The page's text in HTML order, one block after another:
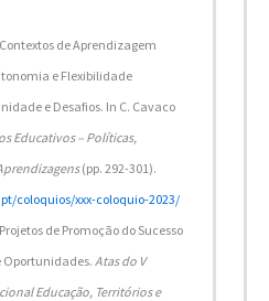
de Aprendizagem
e Flexibilidade
e Desafios. In C. Cavaco
Educativos – Políticas,
(pp. 292-301).
coloquios/xxx-coloquio-2023/
de Promoção do Sucesso
Oportunidades. Atas do V
Educação, Territórios e